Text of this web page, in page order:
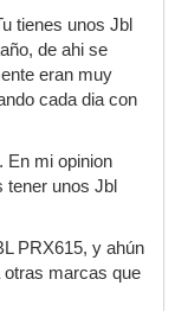
tienes unos Jbl
de ahi se
eran muy
cada dia con
En mi opinion
unos Jbl
PRX615, y ahún
marcas que